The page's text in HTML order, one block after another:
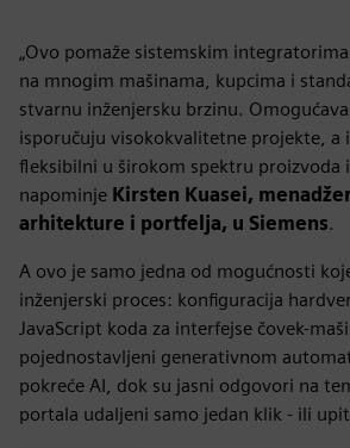
„Ovo pomaže sistemskim
na mnogim mašinama, kupcima i
stvarnu inženjersku brzinu.
isporučuju visokokvalitetne projekte, a
fleksibilni u širokom spektru proizvoda
napominje Kirsten Kuasei,
arhitekture i portfelja, u Siemens.
A ovo je samo jedna od mogućnosti
inženjerski proces: konfiguracija
JavaScript koda za interfejse čovek-
pojednostavljeni generativnom
pokreće AI, dok su jasni odgovori na
portala udaljeni samo jedan klik - ili